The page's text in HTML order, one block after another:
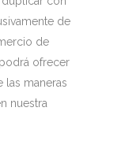
de
de
ofrecer
las maneras
nuestra